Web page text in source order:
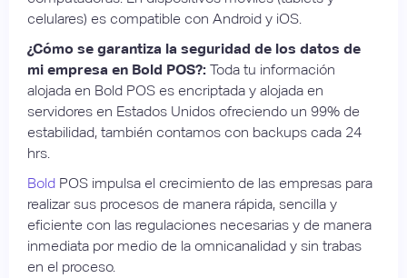
celulares) es compatible con Android y iOS.
¿Cómo se garantiza la seguridad de los datos de
mi empresa en Bold POS?: Toda tu información
alojada en Bold POS es encriptada y alojada en
servidores en Estados Unidos ofreciendo un 99% de
estabilidad, también contamos con backups cada 24
hrs.
Bold POS impulsa el crecimiento de las empresas para
realizar sus procesos de manera rápida, sencilla y
eficiente con las regulaciones necesarias y de manera
inmediata por medio de la omnicanalidad y sin trabas
en el proceso.